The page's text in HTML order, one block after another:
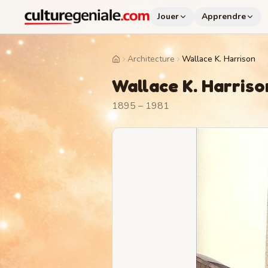
Jouer Apprendre
HomeArchitecture Wallace K. Harrison
Wallace K.
1895 – 1981